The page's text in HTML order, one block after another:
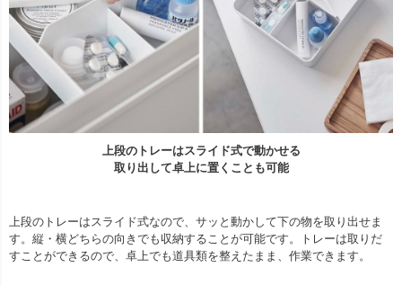
上段のトレーはスライド式で動かせる
取り出して卓上に置くことも可能
上段のトレーはスライド式なので、サッと動かして下の物を取り出せま
す。縦・横どちらの向きでも収納することが可能です。トレーは取りだ
すことができるので、卓上でも道具類を整えたまま、作業できます。